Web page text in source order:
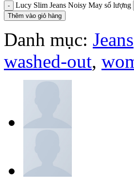
Lucy Slim Jeans Noisy May số lượng
Thêm vào giỏ hàng
Danh mục: Jeans
washed-out,